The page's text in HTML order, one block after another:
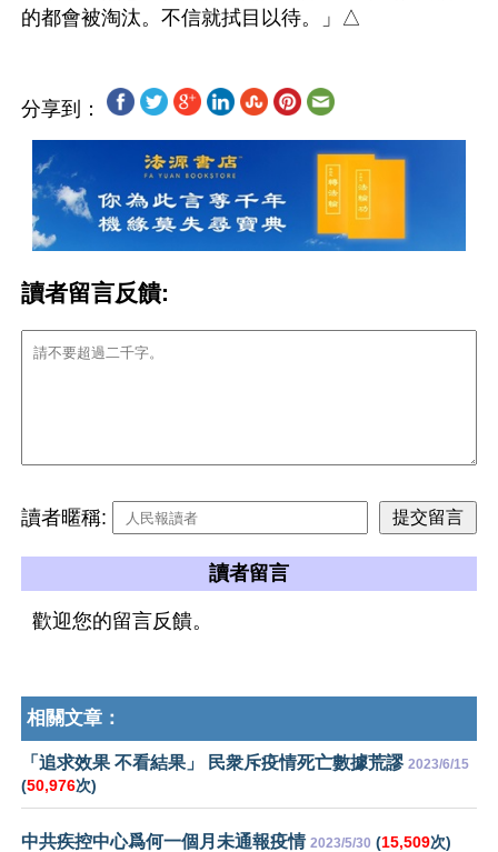
分享到：
讀者留言反饋:
讀者暱稱:
讀者留言
歡迎您的留言反饋。
相關文章：
「追求效果 不看結果」 民衆斥疫情死亡數據荒謬 2023/6/15
(50,976次)
中共疾控中心爲何一個月未通報疫情 2023/5/30 (15,509次)